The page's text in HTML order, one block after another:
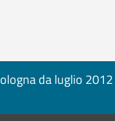
da luglio 2012